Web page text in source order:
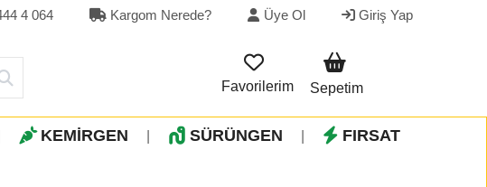
4 064 Kargom Nerede? Üye Ol Giriş Yap
Favorilerim Sepetim
KEMİRGEN SÜRÜNGEN FIRSAT